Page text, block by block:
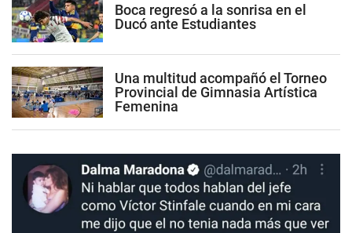
Boca regresó a la sonrisa en el
Ducó ante Estudiantes
Una multitud acompañó el Torneo
Provincial de Gimnasia Artística
Femenina